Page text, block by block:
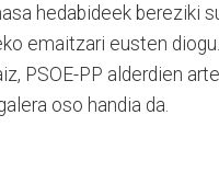
hedabideek bereziki
emaitzari eusten
PSOE-PP alderdien
oso handia da.